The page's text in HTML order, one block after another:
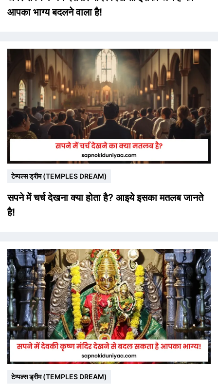
आपका भाग्य बदलने वाला है!
टेम्पल्स ड्रीम (TEMPLES DREAM)
सपने में चर्च देखना क्या होता है? आइये इसका मतलब जानते
है!
टेम्पल्स ड्रीम (TEMPLES DREAM)